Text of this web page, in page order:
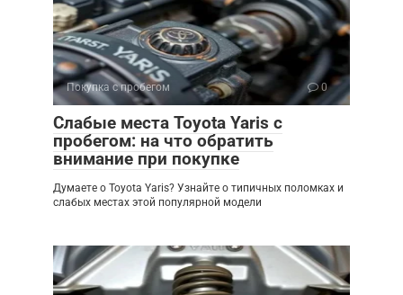
Покупка с пробегом 0
Слабые места Toyota Yaris с
пробегом: на что обратить
внимание при покупке
Думаете о Toyota Yaris? Узнайте о типичных поломках и
слабых местах этой популярной модели